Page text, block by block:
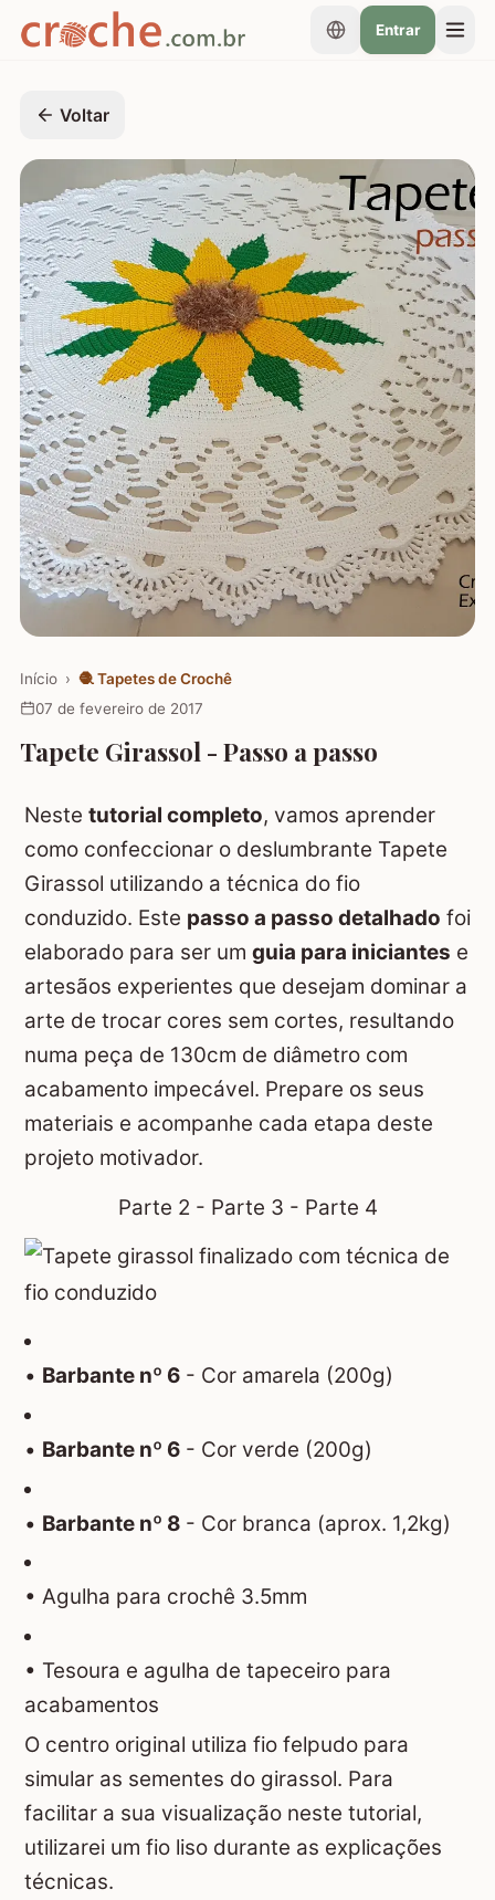
Entrar
Voltar
Início › 🧶 Tapetes de Crochê
07 de fevereiro de 2017
Tapete Girassol - Passo a passo
Neste tutorial completo, vamos aprender
como confeccionar o deslumbrante Tapete
Girassol utilizando a técnica do fio
conduzido. Este passo a passo detalhado foi
elaborado para ser um guia para iniciantes e
artesãos experientes que desejam dominar a
arte de trocar cores sem cortes, resultando
numa peça de 130cm de diâmetro com
acabamento impecável. Prepare os seus
materiais e acompanhe cada etapa deste
projeto motivador.
Parte 2 - Parte 3 - Parte 4
• Barbante nº 6 - Cor amarela (200g)
• Barbante nº 6 - Cor verde (200g)
• Barbante nº 8 - Cor branca (aprox. 1,2kg)
• Agulha para crochê 3.5mm
• Tesoura e agulha de tapeceiro para
acabamentos
O centro original utiliza fio felpudo para
simular as sementes do girassol. Para
facilitar a sua visualização neste tutorial,
utilizarei um fio liso durante as explicações
técnicas.